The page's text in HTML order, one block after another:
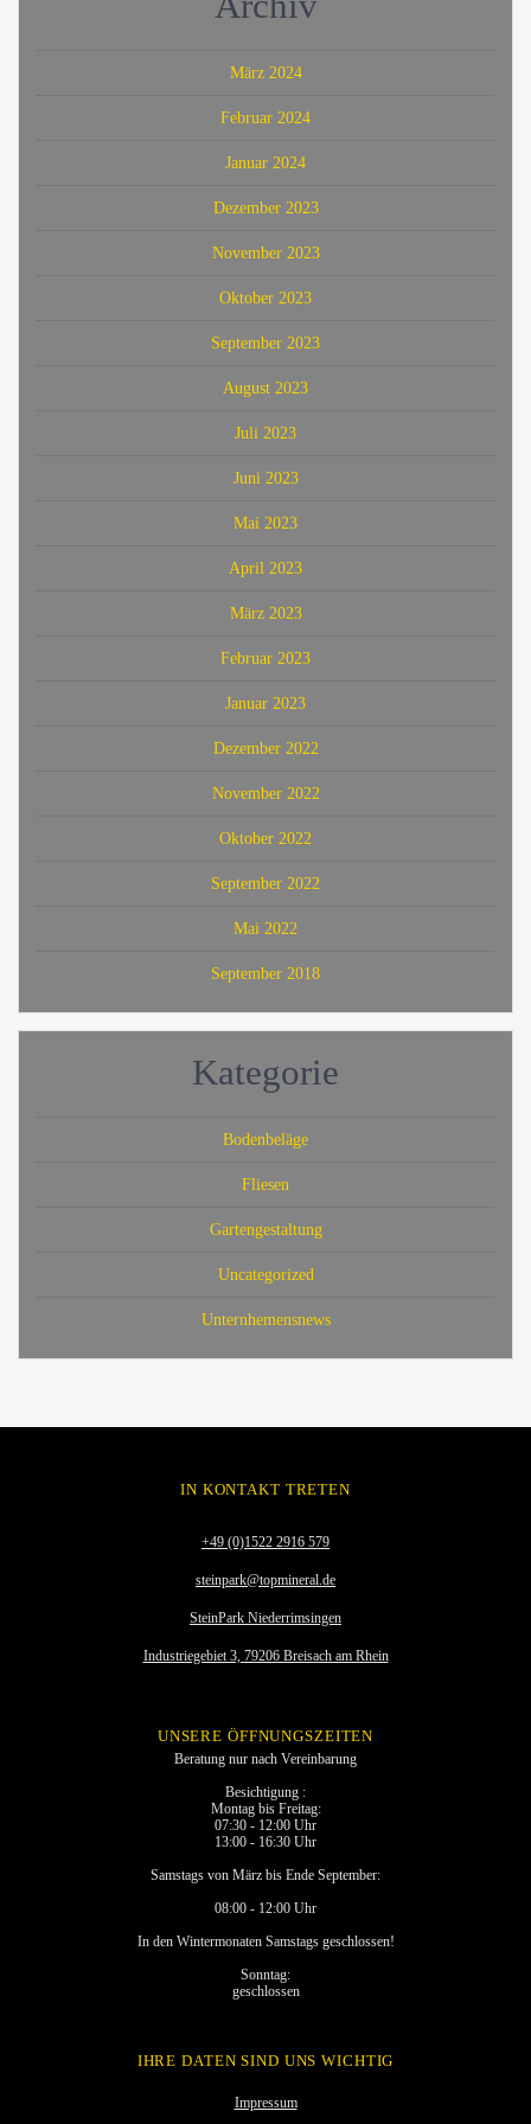
März 2024
Februar 2024
Januar 2024
Dezember 2023
November 2023
Oktober 2023
September 2023
August 2023
Juli 2023
Juni 2023
Mai 2023
April 2023
März 2023
Februar 2023
Januar 2023
Dezember 2022
November 2022
Oktober 2022
September 2022
Mai 2022
September 2018
Kategorie
Bodenbeläge
Fliesen
Gartengestaltung
Uncategorized
Unternhemensnews
IN KONTAKT TRETEN
+49 (0)1522 2916 579
steinpark@topmineral.de
SteinPark Niederrimsingen
Industriegebiet 3, 79206 Breisach am Rhein
UNSERE ÖFFNUNGSZEITEN
Beratung nur nach Vereinbarung
Besichtigung :
Montag bis Freitag:
07:30 - 12:00 Uhr
13:00 - 16:30 Uhr
Samstags von März bis Ende September:
08:00 - 12:00 Uhr
In den Wintermonaten Samstags geschlossen!
Sonntag:
geschlossen
IHRE DATEN SIND UNS WICHTIG
Impressum